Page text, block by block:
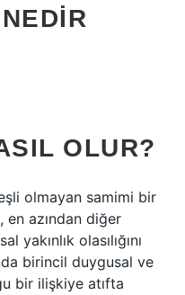
OLUR?
olmayan samimi bir
en azından diğer
yakınlık olasılığını
birincil duygusal ve
bir ilişkiye atıfta